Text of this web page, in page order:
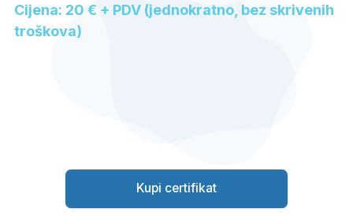
Cijena: 20 € + PDV (jednokratno, bez skrivenih
troškova)
Kupi certifikat